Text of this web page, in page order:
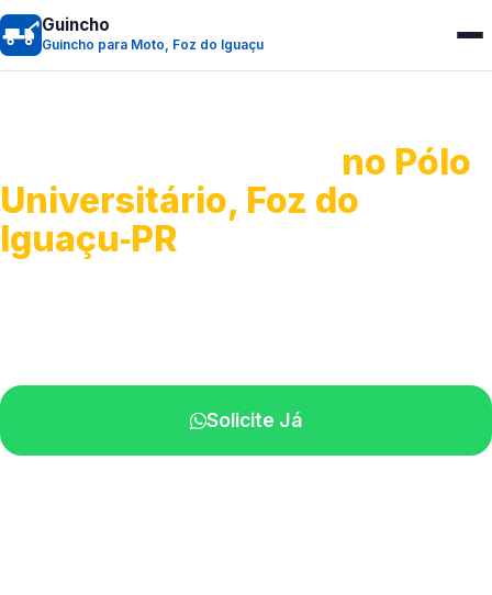
Guincho
Guincho para Moto, Foz do Iguaçu
no Pólo
Universitário, Foz do
Iguaçu‑PR
Solicite Já